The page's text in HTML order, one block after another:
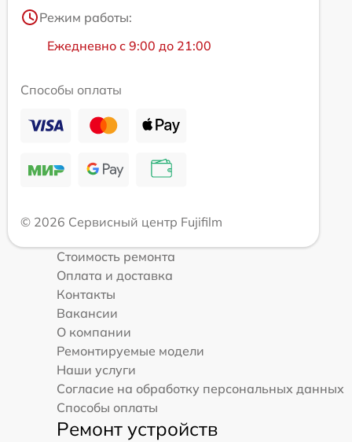
Режим работы:
Ежедневно с 9:00 до 21:00
Способы оплаты
© 2026 Сервисный центр Fujifilm
Стоимость ремонта
Оплата и доставка
Контакты
Вакансии
О компании
Ремонтируемые модели
Наши услуги
Согласие на обработку персональных данных
Способы оплаты
Ремонт устройств